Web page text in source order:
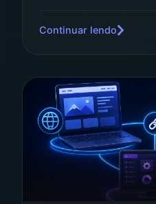
Continuar lendo